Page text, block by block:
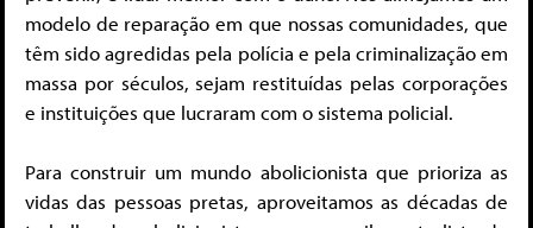
modelo de reparação em que nossas comunidades, que
têm sido agredidas pela polícia e pela criminalização em
massa por séculos, sejam restituídas pelas corporações
e instituições que lucraram com o sistema policial.
Para construir um mundo abolicionista que prioriza as
vidas das pessoas pretas, aproveitamos as décadas de